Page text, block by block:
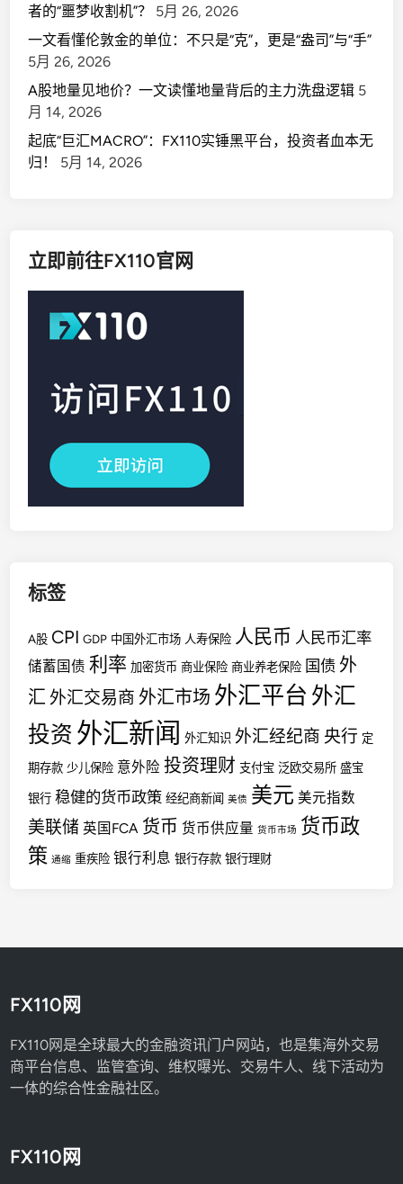
者的“噩梦收割机”？
5月 26, 2026
一文看懂伦敦金的单位：不只是“克”，更是“盎司”与“手”
5月 26, 2026
A股地量见地价？一文读懂地量背后的主力洗盘逻辑 5
月 14, 2026
起底“巨汇MACRO”：FX110实锤黑平台，投资者血本无
归！
5月 14, 2026
立即前往FX110官网
标签
A股 CPI GDP 中国外汇市场 人寿保险 人民币 人民币汇率
储蓄国债 利率 加密货币 商业保险 商业养老保险 国债 外
汇 外汇交易商 外汇市场 外汇平台 外汇
投资 外汇新闻 外汇知识 外汇经纪商 央行 定
期存款 少儿保险 意外险 投资理财 支付宝 泛欧交易所 盛宝
银行 稳健的货币政策 经纪商新闻 美债 美元 美元指数
美联储 英国FCA 货币 货币供应量 货币市场 货币政
策 通缩 重疾险 银行利息 银行存款 银行理财
FX110网
FX110网是全球最大的金融资讯门户网站，也是集海外交易
商平台信息、监管查询、维权曝光、交易牛人、线下活动为
一体的综合性金融社区。
FX110网